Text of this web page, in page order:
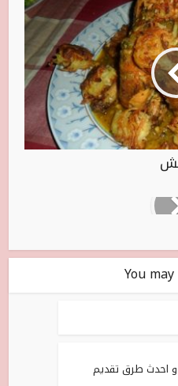
You
و احدث طرق تقديم